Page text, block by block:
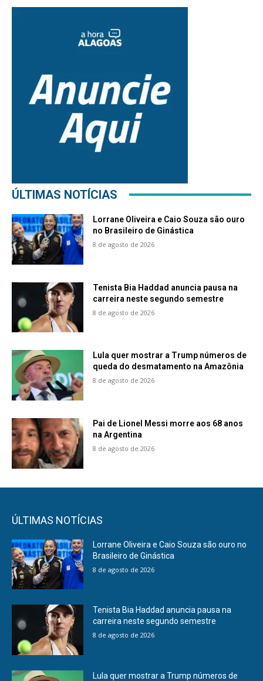
ÚLTIMAS NOTÍCIAS
Lorrane Oliveira e Caio Souza são ouro
no Brasileiro de Ginástica
8 de agosto de 2026
Tenista Bia Haddad anuncia pausa na
carreira neste segundo semestre
8 de agosto de 2026
Lula quer mostrar a Trump números de
queda do desmatamento na Amazônia
8 de agosto de 2026
Pai de Lionel Messi morre aos 68 anos
na Argentina
8 de agosto de 2026
ÚLTIMAS NOTÍCIAS
Lorrane Oliveira e Caio Souza são ouro no
Brasileiro de Ginástica
8 de agosto de 2026
Tenista Bia Haddad anuncia pausa na
carreira neste segundo semestre
8 de agosto de 2026
Lula quer mostrar a Trump números de